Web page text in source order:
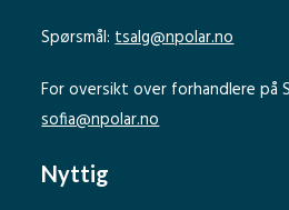
Spørsmål:tsalg@npolar.no
For oversikt over forhandlere på
sofia@npolar.no
Nyttig